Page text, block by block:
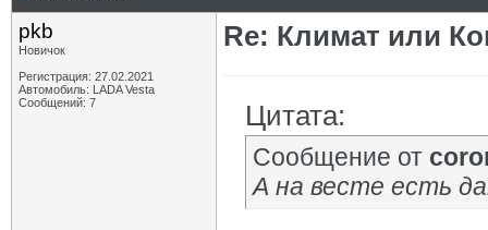
pkb
Новичок
Регистрация: 27.02.2021
Автомобиль: LADA Vesta
Сообщений: 7
Re: Климат или
Цитата:
Сообщение от
А на весте есть